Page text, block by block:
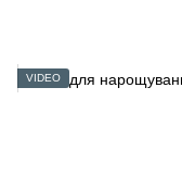
VIDEO